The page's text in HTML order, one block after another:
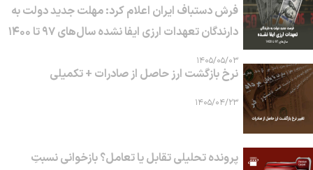
فرش دستباف ایران اعلام کرد: مهلت جدید دولت به
دارندگان تعهدات ارزی ایفا نشده سال‌های ۹۷ تا ۱۴۰۰
۱۴۰۵/۰۵/۰۳
نرخ بازگشت ارز حاصل از صادرات + تکمیلی
۱۴۰۵/۰۴/۲۳
پرونده تحلیلی تقابل یا تعامل؟ بازخوانی نسبتِ